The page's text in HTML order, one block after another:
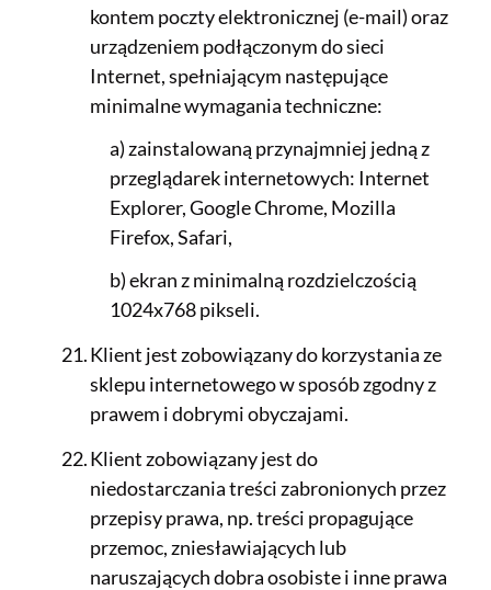
kontem poczty elektronicznej (e-mail) oraz
urządzeniem podłączonym do sieci
Internet, spełniającym następujące
minimalne wymagania techniczne:
a) zainstalowaną przynajmniej jedną z
przeglądarek internetowych: Internet
Explorer, Google Chrome, Mozilla
Firefox, Safari,
b) ekran z minimalną rozdzielczością
1024x768 pikseli.
Klient jest zobowiązany do korzystania ze
sklepu internetowego w sposób zgodny z
prawem i dobrymi obyczajami.
Klient zobowiązany jest do
niedostarczania treści zabronionych przez
przepisy prawa, np. treści propagujące
przemoc, zniesławiających lub
naruszających dobra osobiste i inne prawa